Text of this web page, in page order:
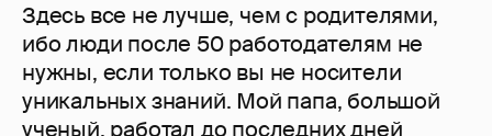
Здесь все не лучше, чем с родителями,
ибо люди после 50 работодателям не
нужны, если только вы не носители
уникальных знаний. Мой папа, большой
ученый, работал до последних дней